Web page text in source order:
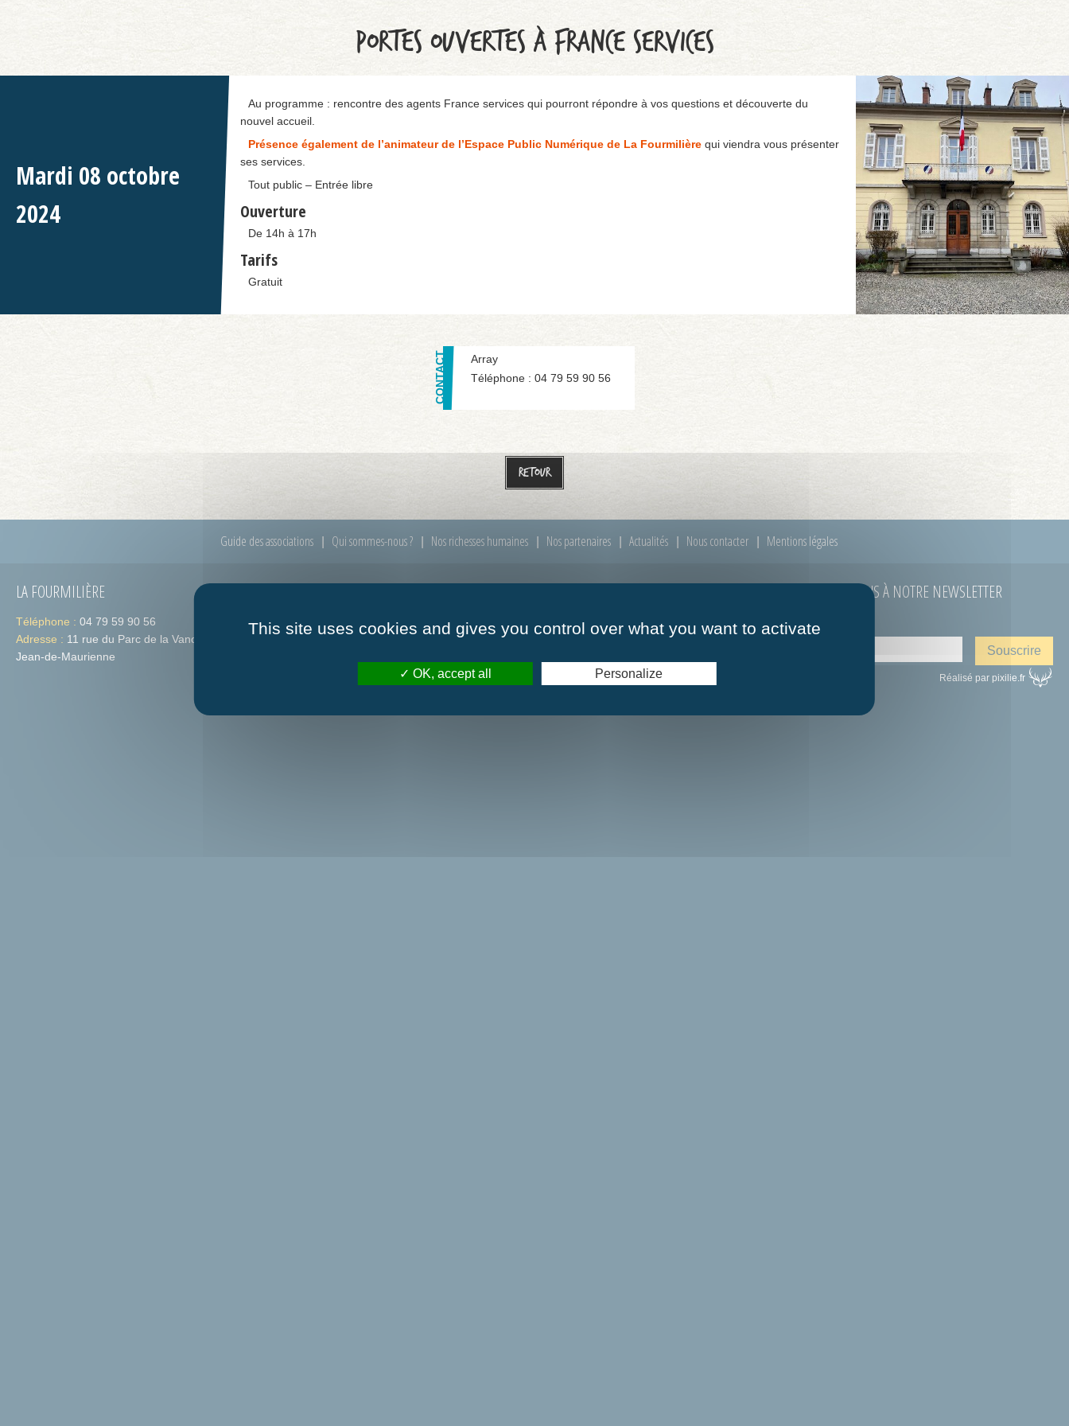
PORTES OUVERTES À FRANCE SERVICES
Mardi 08 octobre
2024
Au programme : rencontre des agents France services qui pourront répondre à vos questions et découverte du
nouvel accueil.
Présence également de l’animateur de l’Espace Public Numérique de La Fourmilièrequi viendra vous présenter
ses services.
Tout public – Entrée libre
Ouverture
De 14h à 17h
Tarifs
Gratuit
Array
Téléphone : 04 79 59 90 56
Retour
Guide des associations Qui sommes-nous ? Nos richesses humaines Nos partenaires Actualités Nous contacter Mentions légales
LA FOURMILIÈRE
Téléphone : 04 79 59 90 56
Adresse : 11 rue du Parc de la Vanoise 73300 St-
Jean-de-Maurienne
ABONNEZ-VOUS À NOTRE NEWSLETTER
Lundi : de 09h00 à 12h00 Mardi : de 09h00 à 12h00 Mercredi :
de 09h00 à 12h00
de 09h00 à 12h00
Réalisé par pixilie.fr
This site uses cookies and gives you control over what you want to activate
OK, accept all Personalize